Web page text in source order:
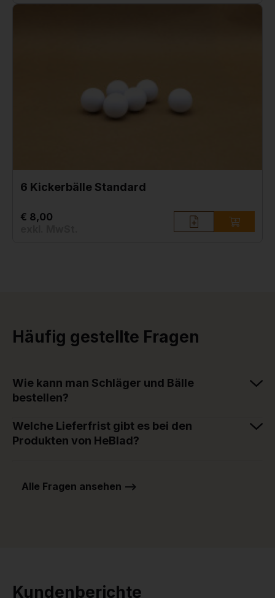
6 Kickerbälle Standard
€ 8,00
Häufig gestellte Fragen
Wie kann man Schläger und Bälle
bestellen?
Welche Lieferfrist gibt es bei den
Produkten von HeBlad?
Alle Fragen ansehen -->
Kundenberichte